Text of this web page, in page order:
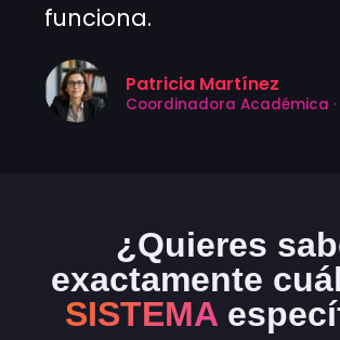
funciona.
Patricia Martínez
Coordinadora Académica
¿Quieres
exactamente
SISTEMA